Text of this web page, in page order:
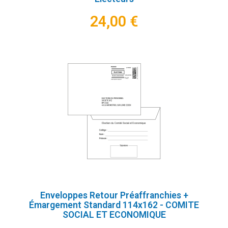
24,00 €
Enveloppes Retour Préaffranchies +
Émargement Standard 114x162 - COMITE
SOCIAL ET ECONOMIQUE